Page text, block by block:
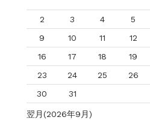
2
3 4 5
9
10 11 12
16
17 18 19
23
24 25 26
30
31
翌月(2026年9月)